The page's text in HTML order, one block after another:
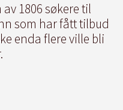
1806 søkere til
som har fått tilbud
enda flere ville bli